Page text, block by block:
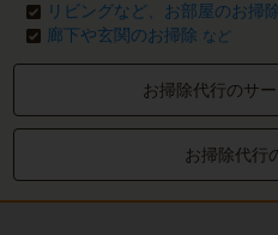
リビングなど、お部屋のお掃
廊下や玄関のお掃除 など
お掃除代行のサ
お掃除代行